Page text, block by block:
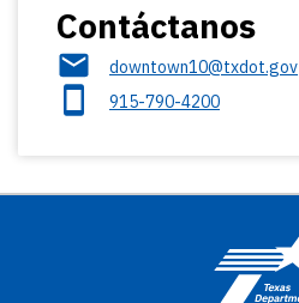
Contáctanos
downtown10@txdot.gov
915-790-4200